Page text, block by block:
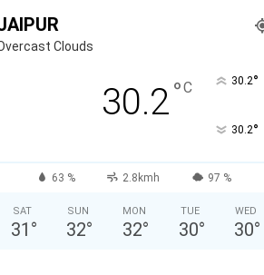
Clouds
30.2°C 30.2°
30.2°
63 % 2.8kmh 97 %
SAT
31 °
SUN
32°
MON
32°
TUE
30°
WED
30°